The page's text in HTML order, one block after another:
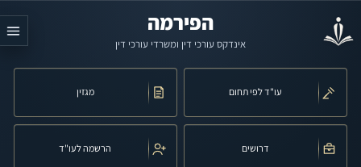
הפירמה
אינדקס עורכי דין ומשרדי עורכי דין
עו"ד לפי תחום מגזין
דרושים הרשמה לעו"ד